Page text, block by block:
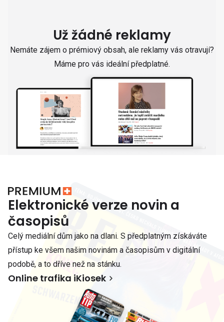
Už žádné reklamy
Nemáte zájem o prémiový obsah, ale reklamy vás otravují?
Máme pro vás ideální předplatné.
Elektronické verze novin a
časopisů
Celý mediální dům jako na dlani. S předplatným získáváte
přístup ke všem našim novinám a časopisům v digitální
podobě, a to dříve než na stánku.
Online trafika iKiosek